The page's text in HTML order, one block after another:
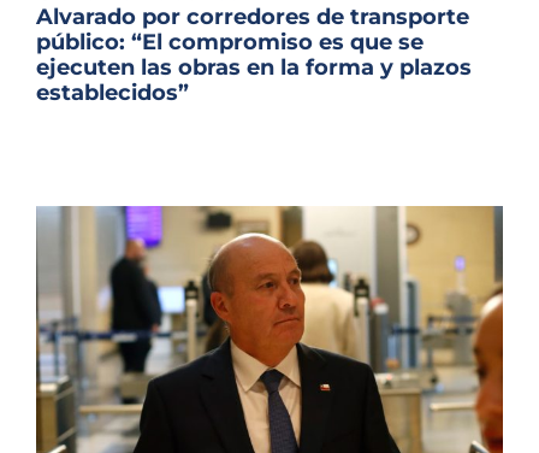
Archivo Sonoro
Alvarado por corredores de transporte
público: “El compromiso es que se
ejecuten las obras en la forma y plazos
establecidos”